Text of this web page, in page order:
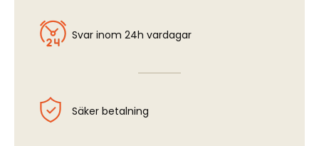
Svar inom 24h vardagar
Säker betalning